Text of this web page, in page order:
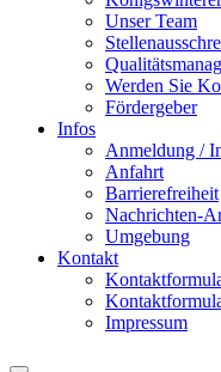
Unser Team
Werden Sie
Fördergeber
Infos
Anmeldung /
Anfahrt
Barrierefreiheit
Nachrichten-
Umgebung
Kontakt
Impressum